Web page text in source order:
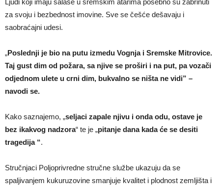
za svoju i bezbednost imovine. Sve se češće dešavaju i
saobraćajni udesi.
„Poslednji je bio na putu izmedu Vognja i Sremske Mitrovice.
Taj gust dim od požara, sa njive se proširi i na put, pa vozači
odjednom ulete u crni dim, bukvalno se ništa ne vidi” –
navodi se.
Kako saznajemo, „seljaci zapale njivu i onda odu, ostave je
bez ikakvog nadzora“ te je „pitanje dana kada će se desiti
tragedija “.
Stručnjaci Poljoprivredne stručne službe ukazuju da se
spaljivanjem kukuruzovine smanjuje kvalitet i plodnost zemljišta i